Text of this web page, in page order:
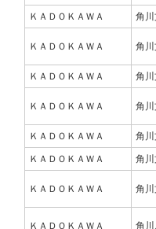
ＫＡＤＯＫＡＷＡ 角
ＫＡＤＯＫＡＷＡ 角
ＫＡＤＯＫＡＷＡ 角
ＫＡＤＯＫＡＷＡ 角
ＫＡＤＯＫＡＷＡ 角
ＫＡＤＯＫＡＷＡ 角
ＫＡＤＯＫＡＷＡ 角
ＫＡＤＯＫＡＷＡ 角